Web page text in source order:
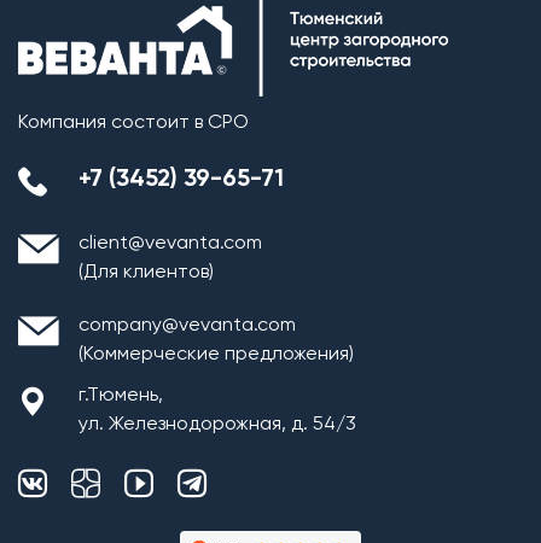
Компания состоит в СРО
+7 (3452) 39-65-71
client@vevanta.com
(Для клиентов)
company@vevanta.com
(Коммерческие предложения)
г.Тюмень,
ул. Железнодорожная, д. 54/3